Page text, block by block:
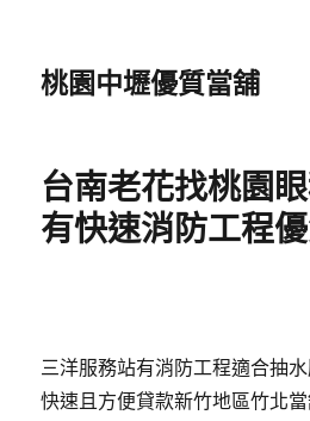
桃園中壢優質當舖
台南老花找桃園
有快速消防工程
三洋服務站有消防工程適合抽
快速且方便貸款新竹地區竹北